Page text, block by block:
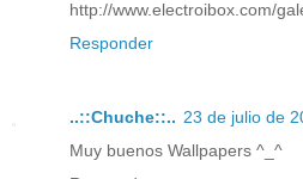
http://www.electroibox.com/
Responder
..::Chuche::.. 23 de julio de
Muy buenos Wallpapers ^_^